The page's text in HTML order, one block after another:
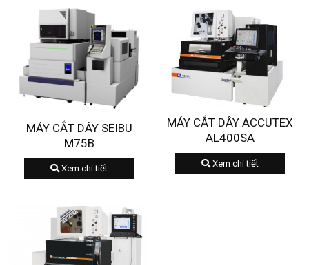
MÁY CẮT DÂY SEIBU
M75B
Xem chi tiết
MÁY CẮT DÂY ACCUTEX
AL400SA
Xem chi tiết